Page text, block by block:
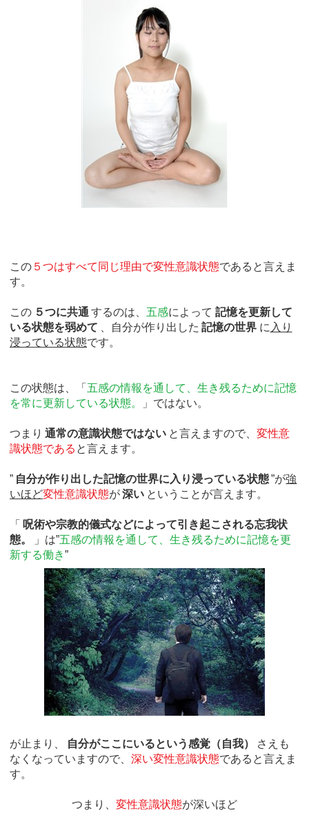
この ５つはすべて同じ理由で変性意識状態であると言えま
す。
この ５つに共通 するのは、 五感によって 記憶を更新して
いる状態を弱めて
、自分が作り出した 記憶の世界 に 入り
浸っている状態です。
この状態は、「 五感の情報を通して、生き残るために記憶
を常に更新している状態。
」ではない。
つまり 通常の意識状態ではない と言えますので、変性意
識状態である と言えます。
” 自分が作り出した記憶の世界に入り浸っている状態”が強
いほど変性意識状態が深い ということが言えます。
「
呪術や宗教的儀式などによって引き起こされる忘我状
態。
」は”五感の情報を通して、生き残るために記憶を更
新する働き”
が止まり、 自分がここにいるという感覚（自我）
さえも
なくなっていますので、 深い変性意識状態であると言えま
す。
つまり、 変性意識状態が深いほど